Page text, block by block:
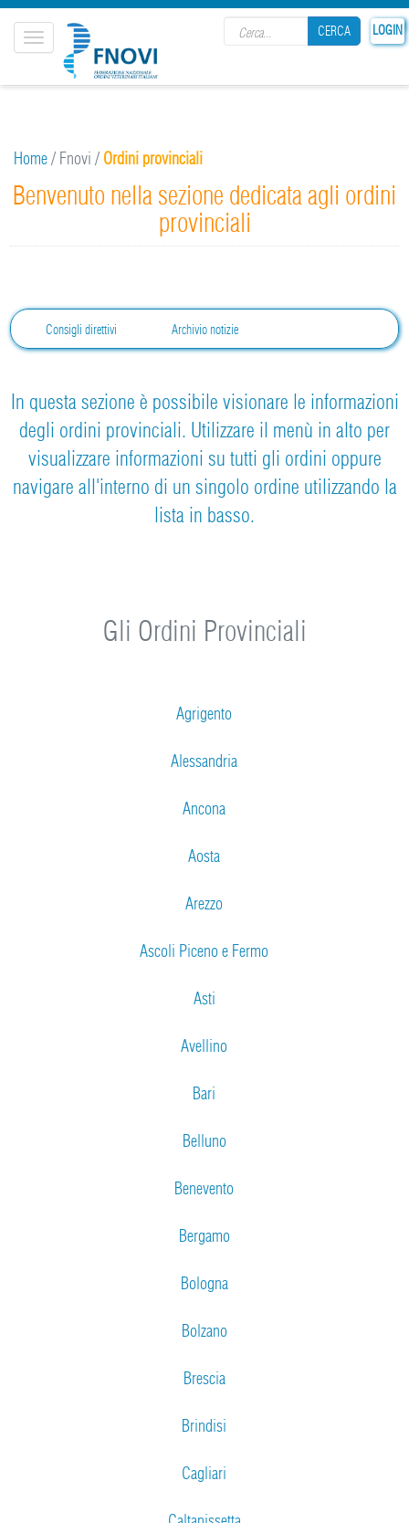
LOGIN
CERCA
Toggle
navigation
Home/ Fnovi / Ordini provinciali
Benvenuto nella sezione dedicata agli ordini
provinciali
Consigli direttivi Archivio notizie
In questa sezione è possibile visionare le informazioni
degli ordini provinciali. Utilizzare il menù in alto per
visualizzare informazioni su tutti gli ordini oppure
navigare all'interno di un singolo ordine utilizzando la
lista in basso.
Gli Ordini Provinciali
Agrigento
Alessandria
Ancona
Aosta
Arezzo
Ascoli Piceno e Fermo
Asti
Avellino
Bari
Belluno
Benevento
Bergamo
Bologna
Bolzano
Brescia
Brindisi
Cagliari